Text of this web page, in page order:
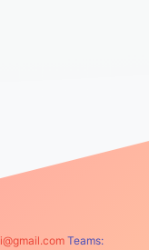
Teams: